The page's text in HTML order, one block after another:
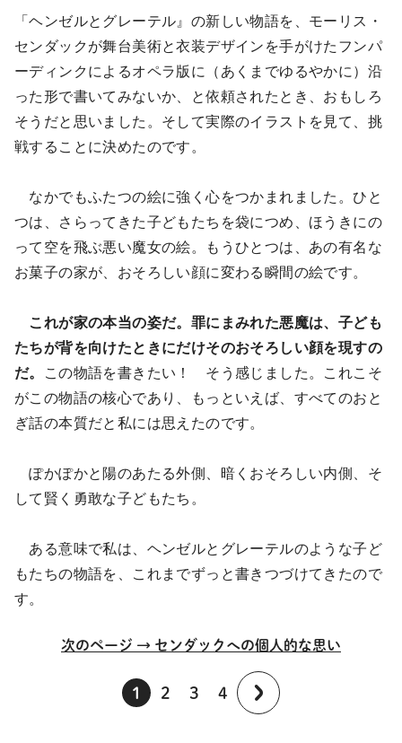
「ヘンゼルとグレーテル』の新しい物語を、モーリス・
センダックが舞台美術と衣装デザインを手がけたフンパ
ーディンクによるオペラ版に（あくまでゆるやかに）沿
った形で書いてみないか、と依頼されたとき、おもしろ
そうだと思いました。そして実際のイラストを見て、挑
戦することに決めたのです。
なかでもふたつの絵に強く心をつかまれました。ひと
つは、さらってきた子どもたちを袋につめ、ほうきにの
って空を飛ぶ悪い魔女の絵。もうひとつは、あの有名な
お菓子の家が、おそろしい顔に変わる瞬間の絵です。
これが家の本当の姿だ。罪にまみれた悪魔は、子ども
たちが背を向けたときにだけそのおそろしい顔を現すの
だ。
この物語を書きたい！ そう感じました。これこそ
がこの物語の核心であり、もっといえば、すべてのおと
ぎ話の本質だと私には思えたのです。
ぽかぽかと陽のあたる外側、暗くおそろしい内側、そ
して賢く勇敢な子どもたち。
ある意味で私は、ヘンゼルとグレーテルのような子ど
もたちの物語を、これまでずっと書きつづけてきたので
す。
次のページ → センダックへの個人的な思い
1 2 3 4